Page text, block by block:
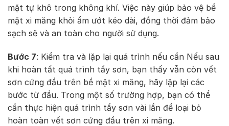
mặt tự khô trong không khí. Việc này giúp bảo vệ bề
mặt xi măng khỏi ẩm ướt kéo dài, đồng thời đảm bảo
sạch sẽ và an toàn cho người sử dụng.
Bước 7: Kiểm tra và lặp lại quá trình nếu cần Nếu sau
khi hoàn tất quá trình tẩy sơn, bạn thấy vẫn còn vết
sơn cứng đầu trên bề mặt xi măng, hãy lặp lại các
bước từ đầu. Trong một số trường hợp, bạn có thể
cần thực hiện quá trình tẩy sơn vài lần để loại bỏ
hoàn toàn vết sơn cứng đầu trên xi măng.